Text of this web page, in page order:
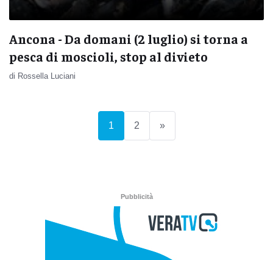
Ancona - Da domani (2 luglio) si torna a
pesca di moscioli, stop al divieto
di Rossella Luciani
1 (current)
2 »
Pubblicità